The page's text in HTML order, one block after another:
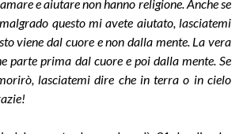
e aiutare non hanno religione. Anche se
questo mi avete aiutato, lasciatemi
viene dal cuore e non dalla mente. La vera
parte prima dal cuore e poi dalla mente. Se
ò, lasciatemi dire che in terra o in cielo